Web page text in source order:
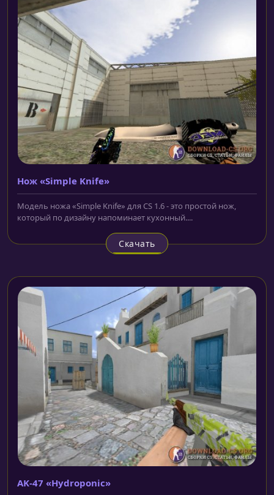
Нож «Simple Knife»
Модель ножа «Simple Knife» для CS 1.6 - это простой нож,
который по дизайну напоминает кухонный....
Скачать
AK-47 «Hydroponic»